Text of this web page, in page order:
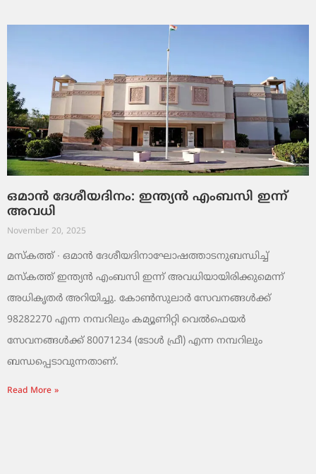
ഒമാൻ ദേശീയദിനം: ഇന്ത്യൻ എംബസി ഇന്ന്
അവധി
November 20, 2025
മസ്‌കത്ത് ∙ ഒമാൻ ദേശീയദിനാഘോഷത്താടനുബന്ധിച്ച്
മസ്‌കത്ത് ഇന്ത്യൻ എംബസി ഇന്ന് അവധിയായിരിക്കുമെന്ന്
അധികൃതർ അറിയിച്ചു. കോൺസുലാർ സേവനങ്ങൾക്ക്
98282270 എന്ന നമ്പറിലും കമ്യൂണിറ്റി വെൽഫെയർ
സേവനങ്ങൾക്ക് 80071234 (ടോൾ ഫ്രീ) എന്ന നമ്പറിലും
ബന്ധപ്പെടാവുന്നതാണ്.
Read More »